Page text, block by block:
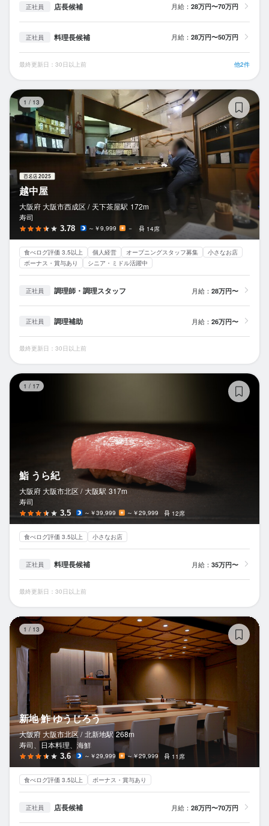
正社員 店長候補 月給： 28万円〜70万円
正社員 料理長候補 月給： 28万円〜50万円
最終更新日：30日以上前 他2件
1 / 13
越中屋
大阪府 大阪市西成区 / 天下茶屋駅 172m
寿司
3.78 ～￥9,999 － 14席
食べログ評価 3.5以上 個人経営 オープニングスタッフ募集
小さなお店
ボーナス・賞与あり
シニア・ミドル活躍中
正社員 調理師・調理スタッフ 月給： 28万円〜
正社員 調理補助 月給： 26万円〜
最終更新日：30日以上前
1 / 17
鮨 うら紀
大阪府 大阪市北区 / 大阪駅 317m
寿司
3.5 ～￥39,999 ～￥29,999 12席
食べログ評価 3.5以上 小さなお店
正社員 料理長候補 月給： 35万円〜
最終更新日：30日以上前
1 / 13
新地 鮓 ゆうじろう
大阪府 大阪市北区 / 北新地駅 268m
寿司、日本料理、海鮮
3.6 ～￥29,999 ～￥29,999 11席
食べログ評価 3.5以上 ボーナス・賞与あり
正社員 店長候補 月給： 28万円〜70万円